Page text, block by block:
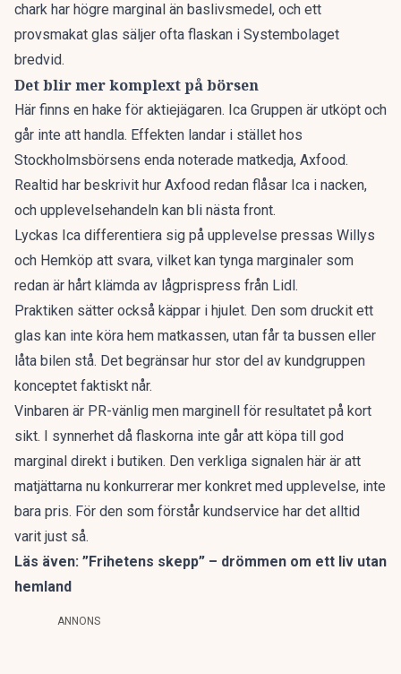
chark har högre marginal än baslivsmedel, och ett
provsmakat glas säljer ofta flaskan i Systembolaget
bredvid.
Det blir mer komplext på börsen
Här finns en hake för aktiejägaren. Ica Gruppen är utköpt och
går inte att handla. Effekten landar i stället hos
Stockholmsbörsens enda noterade matkedja, Axfood.
Realtid har beskrivit hur Axfood redan flåsar Ica i nacken,
och upplevelsehandeln kan bli nästa front.
Lyckas Ica differentiera sig på upplevelse pressas Willys
och Hemköp att svara, vilket kan tynga marginaler som
redan är hårt klämda av lågprispress från Lidl.
Praktiken sätter också käppar i hjulet. Den som druckit ett
glas kan inte köra hem matkassen, utan får ta bussen eller
låta bilen stå. Det begränsar hur stor del av kundgruppen
konceptet faktiskt når.
Vinbaren är PR-vänlig men marginell för resultatet på kort
sikt. I synnerhet då flaskorna inte går att köpa till god
marginal direkt i butiken. Den verkliga signalen här är att
matjättarna nu konkurrerar mer konkret med upplevelse, inte
bara pris. För den som förstår kundservice har det alltid
varit just så.
Läs även: ”Frihetens skepp” – drömmen om ett liv utan
hemland
ANNONS